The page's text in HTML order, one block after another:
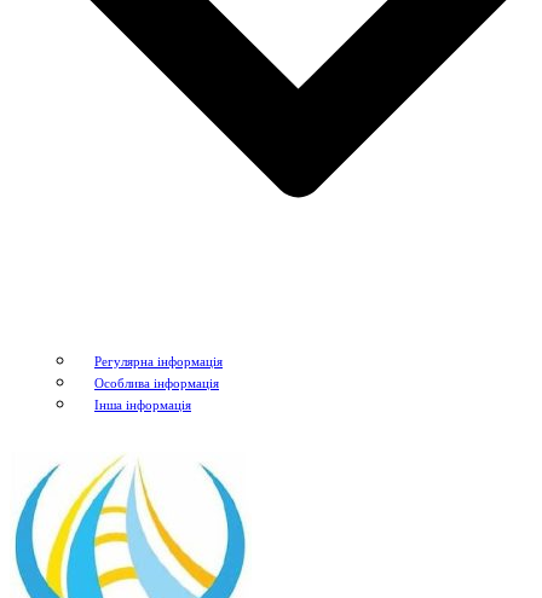
Регулярна інформація
Особлива інформація
Інша інформація